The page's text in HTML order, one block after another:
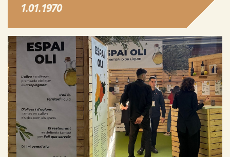
1.01.1970